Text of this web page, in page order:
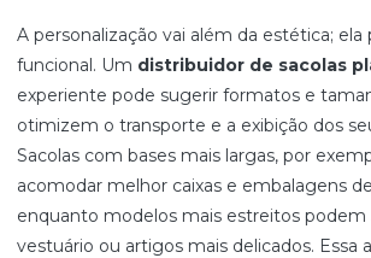
A personalização vai além da estética; ela
funcional. Um distribuidor de sacolas
experiente pode sugerir formatos e
otimizem o transporte e a exibição dos
Sacolas com bases mais largas, por
acomodar melhor caixas e embalagens
enquanto modelos mais estreitos podem
vestuário ou artigos mais delicados. Essa